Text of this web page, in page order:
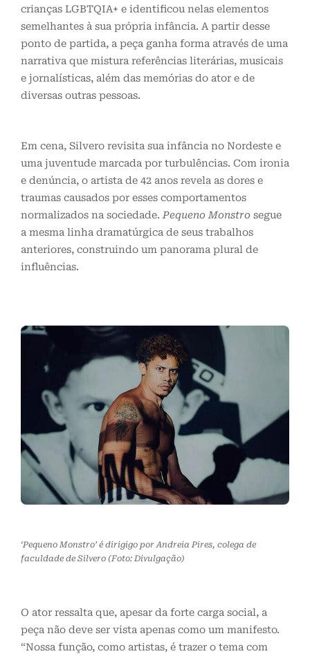
crianças LGBTQIA+ e identificou nelas elementos
semelhantes à sua própria infância. A partir desse
ponto de partida, a peça ganha forma através de uma
narrativa que mistura referências literárias, musicais
e jornalísticas, além das memórias do ator e de
diversas outras pessoas.
Em cena, Silvero revisita sua infância no Nordeste e
uma juventude marcada por turbulências. Com ironia
e denúncia, o artista de 42 anos revela as dores e
traumas causados por esses comportamentos
normalizados na sociedade. Pequeno Monstro segue
a mesma linha dramatúrgica de seus trabalhos
anteriores, construindo um panorama plural de
influências.
‘Pequeno Monstro’ é dirigigo por Andreia Pires, colega de
faculdade de Silvero (Foto: Divulgação)
O ator ressalta que, apesar da forte carga social, a
peça não deve ser vista apenas como um manifesto.
“Nossa função, como artistas, é trazer o tema com